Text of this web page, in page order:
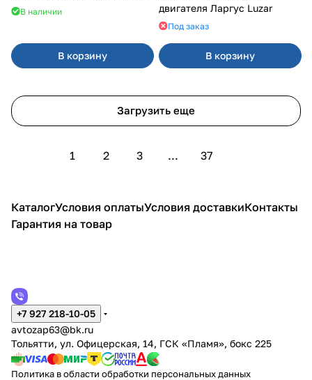
В наличии
В корзину
двигателя Ларгус Luzar
Под заказ
В корзину
Загрузить еще
1 2 3 ... 37
КаталогУсловия оплатыУсловия доставкиКонтакты
Гарантия на товар
+7 927 218-10-05
avtozap63@bk.ru
Тольятти, ул. Офицерская, 14, ГСК «Пламя», бокс 225
Политика в области обработки персональных данных